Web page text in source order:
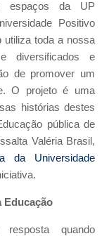
espaços da UP
Positivo
utiliza toda a nossa
diversificados e
de promover um
O projeto é uma
histórias destes
pública de
Valéria Brasil,
da Universidade
Educação
quando